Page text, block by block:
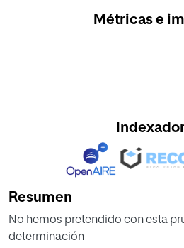
Métricas e
Resumen
No hemos pretendido con esta
determinación